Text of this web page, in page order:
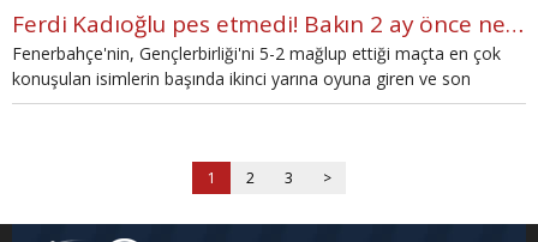
Ferdi Kadıoğlu pes etmedi! Bakın 2 ay önce ne söylemişti
Fenerbahçe'nin, Gençlerbirliği'ni 5-2 mağlup ettiği maçta en çok
konuşulan isimlerin başında ikinci yarına oyuna giren ve son
derece güzel bir gol atan Ferdi Kadıoğlu geldi.
1 2 3 >